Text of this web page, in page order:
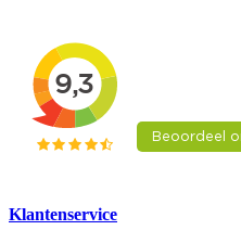
Klantenservice